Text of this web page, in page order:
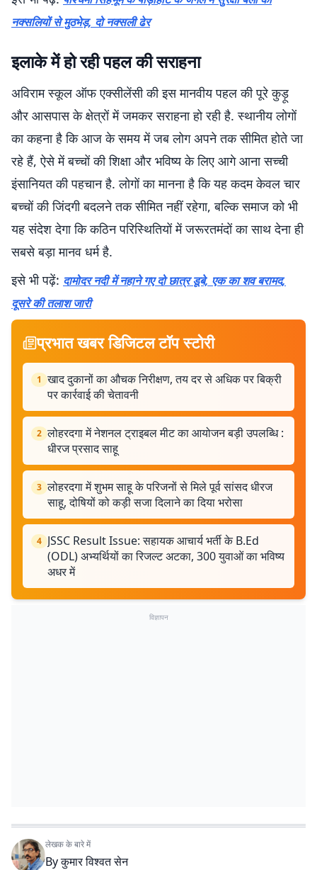
नक्सलियों से मुठभेड़, दो नक्सली ढेर
इलाके में हो रही पहल की सराहना
अविराम स्कूल ऑफ एक्सीलेंसी की इस मानवीय पहल की पूरे कुड़ू
और आसपास के क्षेत्रों में जमकर सराहना हो रही है. स्थानीय लोगों
का कहना है कि आज के समय में जब लोग अपने तक सीमित होते जा
रहे हैं, ऐसे में बच्चों की शिक्षा और भविष्य के लिए आगे आना सच्ची
इंसानियत की पहचान है. लोगों का मानना है कि यह कदम केवल चार
बच्चों की जिंदगी बदलने तक सीमित नहीं रहेगा, बल्कि समाज को भी
यह संदेश देगा कि कठिन परिस्थितियों में जरूरतमंदों का साथ देना ही
सबसे बड़ा मानव धर्म है.
इसे भी पढ़ें: दामोदर नदी में नहाने गए दो छात्र डूबे, एक का शव बरामद,
दूसरे की तलाश जारी
प्रभात खबर डिजिटल टॉप स्टोरी
1 खाद दुकानों का औचक निरीक्षण, तय दर से अधिक पर बिक्री
पर कार्रवाई की चेतावनी
2 लोहरदगा में नेशनल ट्राइबल मीट का आयोजन बड़ी उपलब्धि :
धीरज प्रसाद साहू
3 लोहरदगा में शुभम साहू के परिजनों से मिले पूर्व सांसद धीरज
साहू, दोषियों को कड़ी सजा दिलाने का दिया भरोसा
4 JSSC Result Issue: सहायक आचार्य भर्ती के B.Ed
(ODL) अभ्यर्थियों का रिजल्ट अटका, 300 युवाओं का भविष्य
अधर में
विज्ञापन
लेखक के बारे में
Byकुमार विश्वत सेन